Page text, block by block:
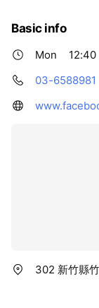
Basic info
Mon
03-6588981
302 新竹縣